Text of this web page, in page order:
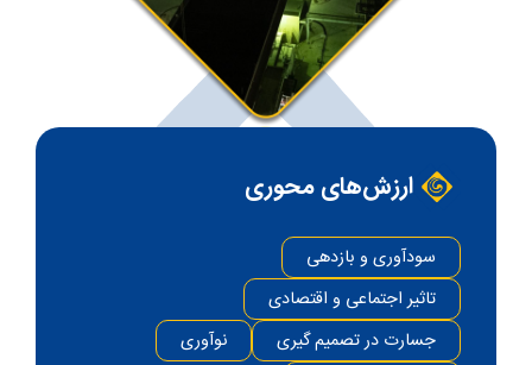
ارزش­‌های محوری
سودآوری و بازدهی
تاثیر اجتماعی و اقتصادی
جسارت در تصمیم گیری
نوآوری